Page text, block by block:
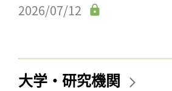
2026/07/12
大学・研究機関